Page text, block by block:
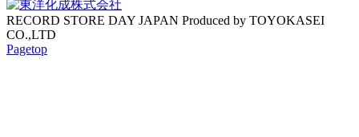
RECORD STORE DAY JAPAN Produced by TOYOKASEI
CO.,LTD
Pagetop